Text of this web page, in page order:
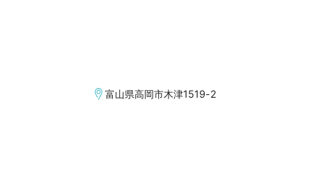
富山県高岡市木津1519-2